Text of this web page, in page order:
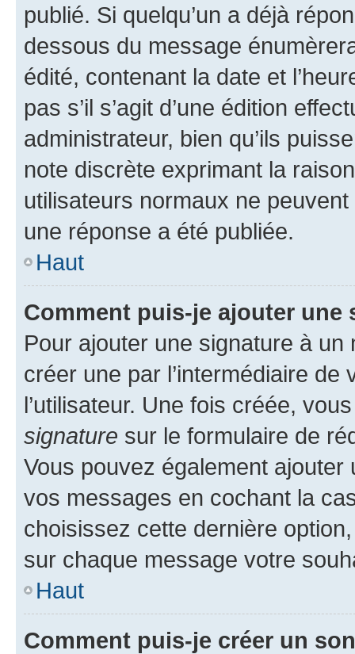
publié. Si quelqu’un a déjà
dessous du message
édité, contenant la date et
pas s’il s’agit d’une édition
administrateur, bien qu’ils
note discrète exprimant la
utilisateurs normaux ne
une réponse a été publiée.
Haut
Comment puis-je ajouter une
Pour ajouter une signature à un
créer une par l’intermédiaire
l’utilisateur. Une fois créée,
signature sur le formulaire de
Vous pouvez également
vos messages en cochant la
choisissez cette dernière
sur chaque message votre
Haut
Comment puis-je créer un